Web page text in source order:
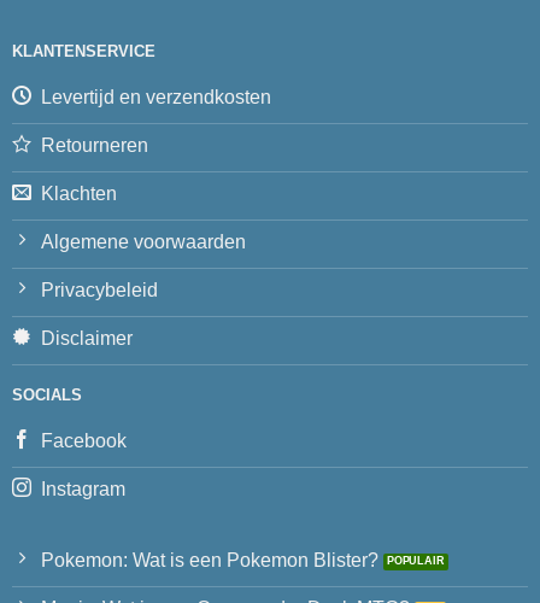
KLANTENSERVICE
Levertijd en verzendkosten
Retourneren
Klachten
Algemene voorwaarden
Privacybeleid
Disclaimer
SOCIALS
Facebook
Instagram
Pokemon: Wat is een Pokemon Blister?